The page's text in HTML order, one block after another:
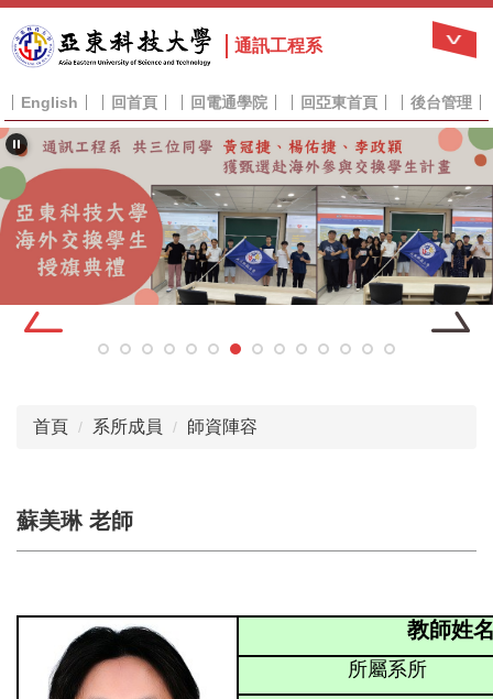
到
主
內
容
區
通訊工程系
English 回首頁 回電通學院 回亞東首頁 後台管理
首頁 系所成員 師資陣容
蘇美琳 老師
教師姓
所屬系所